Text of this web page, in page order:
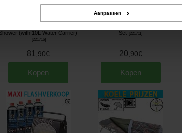
Aanpassen
(with 10L Water Carrier)
[221716
81 90€
Kopen
Set
221711]
20 90€
Kopen